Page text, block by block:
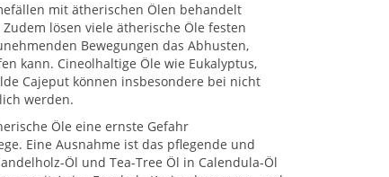
mit ätherischen Ölen behandelt
lösen viele ätherische Öle festen
Bewegungen das Abhusten,
kann. Cineolhaltige Öle wie Eukalyptus,
Cajeput können insbesondere bei nicht
werden.
Öle eine ernste Gefahr
Eine Ausnahme ist das pflegende und
Öl und Tea-Tree Öl in Calendula-Öl